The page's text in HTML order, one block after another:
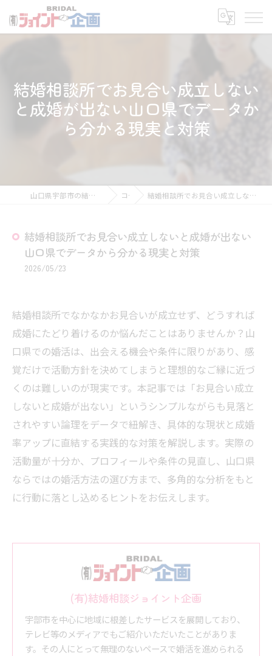
結婚相談所でお見合い成立しない
と成婚が出ない山口県でデータか
ら分かる現実と対策
山口県宇部市の結婚相談所なら有限会社ジョイント企画 コラム 結婚相談所でお見合い成立しないと成婚が出ない山口県でデータから分かる現実と対策
結婚相談所でお見合い成立しないと成婚が出ない
山口県でデータから分かる現実と対策
2026/05/23
結婚相談所でなかなかお見合いが成立せず、どうすれば
成婚にたどり着けるのか悩んだことはありませんか？山
口県での婚活は、出会える機会や条件に限りがあり、感
覚だけで活動方針を決めてしまうと理想的なご縁に近づ
くのは難しいのが現実です。本記事では「お見合い成立
しないと成婚が出ない」というシンプルながらも見落と
されやすい論理をデータで紐解き、具体的な現状と成婚
率アップに直結する実践的な対策を解説します。実際の
活動量が十分か、プロフィールや条件の見直し、山口県
ならではの婚活方法の選び方まで、多角的な分析をもと
に行動に落とし込めるヒントをお伝えします。
(有)結婚相談ジョイント企画
宇部市を中心に地域に根差したサービスを展開しており、
テレビ等のメディアでもご紹介いただいたことがありま
す。その人にとって無理のないペースで婚活を進められる